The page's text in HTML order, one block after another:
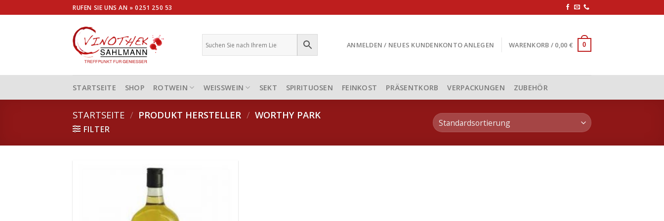
to
RUFEN SIE UNS AN »0251 250 53
ANMELDEN / NEUES KUNDENKONTO ANLEGEN WARENKORB / 0,00 € 0
STARTSEITE SHOP ROTWEIN WEISSWEIN SEKT SPIRITUOSEN FEINKOST PRÄSENTKORB VERPACKUNGEN ZUBEHÖR
STARTSEITE / PRODUKT HERSTELLER / WORTHY PARK
FILTER